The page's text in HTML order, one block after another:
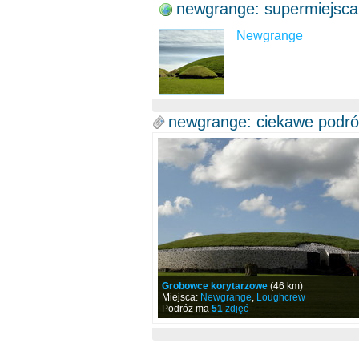
newgrange: supermiejsca
Newgrange
newgrange: ciekawe
Grobowce korytarzowe(46 km)
Miejsca: Newgrange, Loughcrew
Podróż ma 51zdjęć